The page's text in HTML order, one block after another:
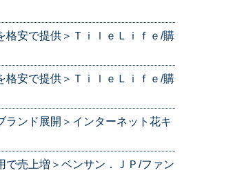
安で提供＞ＴｉｌｅＬｉｆｅ/購
安で提供＞ＴｉｌｅＬｉｆｅ/購
ンド展開＞インターネット花キ
売上増＞ベンサン．ＪＰ/ファン